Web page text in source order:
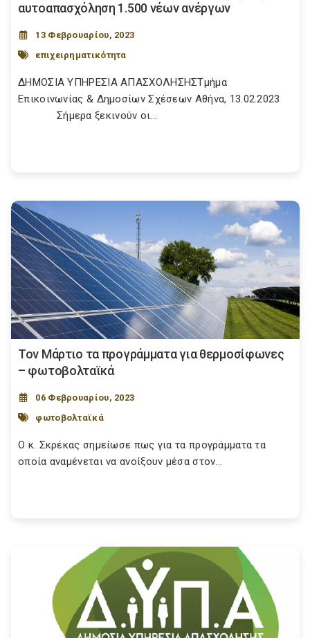
αυτοαπασχόληση 1.500 νέων ανέργων
13 Φεβρουαρίου, 2023
επιχειρηματικότητα
ΔΗΜΟΣΙΑ ΥΠΗΡΕΣΙΑ ΑΠΑΣΧΟΛΗΣΗΣΤμήμα
Επικοινωνίας & Δημοσίων Σχέσεων Αθήνα, 13.02.2023
Σήμερα ξεκινούν οι...
Τον Μάρτιο τα προγράμματα για θερμοσίφωνες
– φωτοβολταϊκά
06 Φεβρουαρίου, 2023
φωτοβολταϊκά
Ο κ. Σκρέκας σημείωσε πως για τα προγράμματα τα
οποία αναμένεται να ανοίξουν μέσα στον...